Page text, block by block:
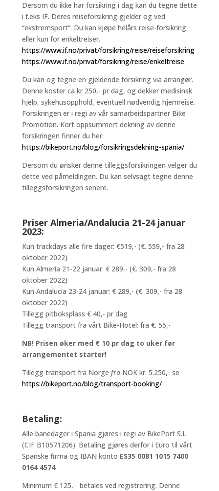
Dersom du ikke har forsikring i dag kan du tegne dette
i f.eks IF. Deres reiseforsikring gjelder og ved
“ekstremsport”. Du kan kjøpe helårs reise-forsikring
eller kun for enkeltreiser.
https://www.if.no/privat/forsikring/reise/reiseforsikring
https://www.if.no/privat/forsikring/reise/enkeltreise
Du kan og tegne en gjeldende forsikring via arrangør.
Denne koster ca kr 250,- pr dag, og dekker medisinsk
hjelp, sykehusopphold, eventuell nødvendig hjemreise.
Forsikringen er i regi av vår samarbeidspartner Bike
Promotion. Kort oppsummert dekning av denne
forsikringen finner du her:
https://bikeport.no/blog/forsikringsdekning-spania/
Dersom du ønsker denne tilleggsforsikringen velger du
dette ved påmeldingen. Du kan selvsagt tegne denne
tilleggsforsikringen senere.
Priser Almeria/Andalucia 21-24 januar
2023:
Kun trackdays alle fire dager: €519,- (€. 559,- fra 28
oktober 2022)
Kun Almeria 21-22 januar: € 289,- (€. 309,- fra 28
oktober 2022)
Kun Andalucia 23-24 januar: € 289,- (€. 309,- fra 28
oktober 2022)
Tillegg pitboksplass € 40,- pr dag
Tillegg transport fra vårt Bike-Hotel: fra €. 55,-
NB! Prisen øker med € 10 pr dag to uker før
arrangementet starter!
Tillegg transport fra Norge fraNOK kr. 5.250,- se
https://bikeport.no/blog/transport-booking/
Betaling:
Alle banedager i Spania gjøres i regi av BikePort S.L.
(CIF B10571206). Betaling gjøres derfor i Euro til vårt
Spanske firma og IBAN konto ES35 0081 1015 7400
0164 4574
Minimum € 125,- betales ved registrering. Denne